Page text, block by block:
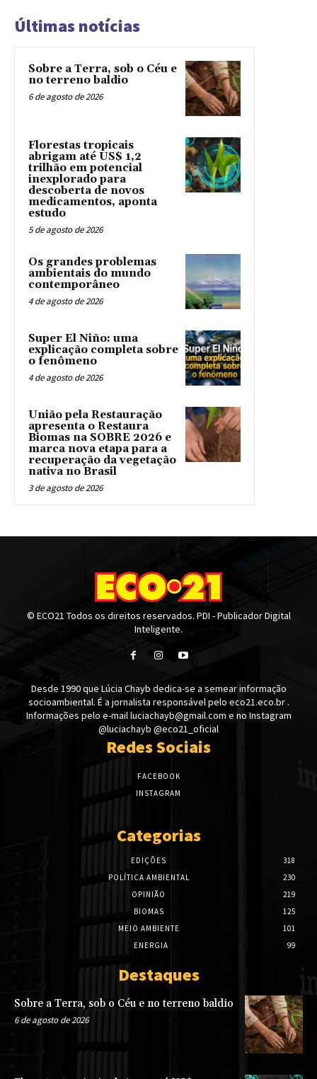
Últimas notícias
Sobre a Terra, sob o Céu e
no terreno baldio
6 de agosto de 2026
Florestas tropicais
abrigam até US$ 1,2
trilhão em potencial
inexplorado para
descoberta de novos
medicamentos, aponta
estudo
5 de agosto de 2026
Os grandes problemas
ambientais do mundo
contemporâneo
4 de agosto de 2026
Super El Niño: uma
explicação completa sobre
o fenômeno
4 de agosto de 2026
União pela Restauração
apresenta o Restaura
Biomas na SOBRE 2026 e
marca nova etapa para a
recuperação da vegetação
nativa no Brasil
3 de agosto de 2026
© ECO21 Todos os direitos reservados. PDI - Publicador Digital
Inteligente.
Desde 1990 que Lúcia Chayb dedica-se a semear informação
socioambiental. É a jornalista responsável pelo eco21.eco.br .
Informações pelo e-mail luciachayb@gmail.com e no Instagram
@luciachayb @eco21_oficial
Redes Sociais
FACEBOOK
INSTAGRAM
Categorias
EDIÇÕES
318
POLÍTICA AMBIENTAL
230
OPINIÃO
219
BIOMAS
125
MEIO AMBIENTE
101
ENERGIA
99
Destaques
Sobre a Terra, sob o Céu e no terreno baldio
6 de agosto de 2026